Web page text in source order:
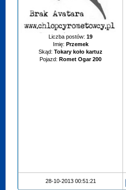
Liczba postów:19
Imię: Przemek
Skąd: Tokary koło kartuz
Pojazd: Romet Ogar 200
28-10-2013 00:51:21